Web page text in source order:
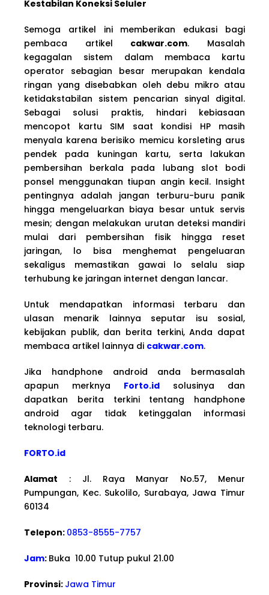
Kestabilan Koneksi Seluler
Semoga artikel ini memberikan edukasi bagi
pembaca artikel cakwar.com. Masalah
kegagalan sistem dalam membaca kartu
operator sebagian besar merupakan kendala
ringan yang disebabkan oleh debu mikro atau
ketidakstabilan sistem pencarian sinyal digital.
Sebagai solusi praktis, hindari kebiasaan
mencopot kartu SIM saat kondisi HP masih
menyala karena berisiko memicu korsleting arus
pendek pada kuningan kartu, serta lakukan
pembersihan berkala pada lubang slot bodi
ponsel menggunakan tiupan angin kecil. Insight
pentingnya adalah jangan terburu-buru panik
hingga mengeluarkan biaya besar untuk servis
mesin; dengan melakukan urutan deteksi mandiri
mulai dari pembersihan fisik hingga reset
jaringan, lo bisa menghemat pengeluaran
sekaligus memastikan gawai lo selalu siap
terhubung ke jaringan internet dengan lancar.
Untuk mendapatkan informasi terbaru dan
ulasan menarik lainnya seputar isu sosial,
kebijakan publik, dan berita terkini, Anda dapat
membaca artikel lainnya di cakwar.com.
Jika handphone android anda bermasalah
apapun merknya Forto.id solusinya dan
dapatkan berita terkini tentang handphone
android agar tidak ketinggalan informasi
teknologi terbaru.
FORTO.id
Alamat : Jl. Raya Manyar No.57, Menur
Pumpungan, Kec. Sukolilo, Surabaya, Jawa Timur
60134
Telepon: 0853-8555-7757
Jam: Buka 10.00 Tutup pukul 21.00
Provinsi: Jawa Timur